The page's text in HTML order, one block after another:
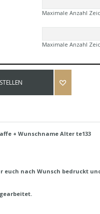
Maximale Anzahl
Maximale Anzahl
+ Wunschname Alter te133
nach Wunsch bedruckt